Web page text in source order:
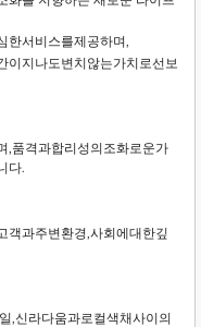
한서비스를제공하며,
이지나도변치않는가치로선보
,품격과합리성의조화로운가
다.
객과주변환경,사회에대한깊
,신라다움과로컬색채사이의